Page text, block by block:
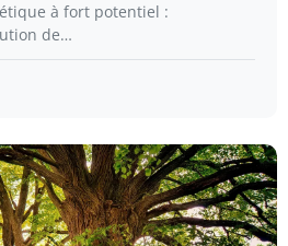
à fort potentiel :
de…